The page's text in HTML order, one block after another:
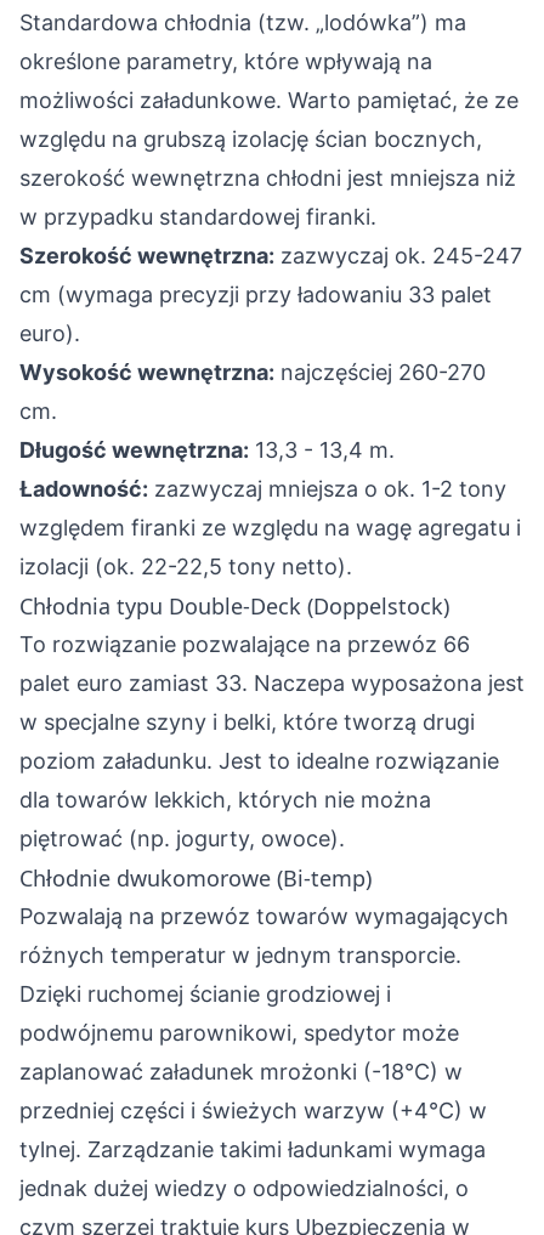
Standardowa chłodnia (tzw. „lodówka”) ma
określone parametry, które wpływają na
możliwości załadunkowe. Warto pamiętać, że ze
względu na grubszą izolację ścian bocznych,
szerokość wewnętrzna chłodni jest mniejsza niż
w przypadku standardowej firanki.
Szerokość wewnętrzna: zazwyczaj ok. 245-247
cm (wymaga precyzji przy ładowaniu 33 palet
euro).
Wysokość wewnętrzna: najczęściej 260-270
cm.
Długość wewnętrzna: 13,3 - 13,4 m.
Ładowność: zazwyczaj mniejsza o ok. 1-2 tony
względem firanki ze względu na wagę agregatu i
izolacji (ok. 22-22,5 tony netto).
Chłodnia typu Double-Deck (Doppelstock)
To rozwiązanie pozwalające na przewóz 66
palet euro zamiast 33. Naczepa wyposażona jest
w specjalne szyny i belki, które tworzą drugi
poziom załadunku. Jest to idealne rozwiązanie
dla towarów lekkich, których nie można
piętrować (np. jogurty, owoce).
Chłodnie dwukomorowe (Bi-temp)
Pozwalają na przewóz towarów wymagających
różnych temperatur w jednym transporcie.
Dzięki ruchomej ścianie grodziowej i
podwójnemu parownikowi, spedytor może
zaplanować załadunek mrożonki (-18°C) w
przedniej części i świeżych warzyw (+4°C) w
tylnej. Zarządzanie takimi ładunkami wymaga
jednak dużej wiedzy o odpowiedzialności, o
czym szerzej traktuje kurs Ubezpieczenia w